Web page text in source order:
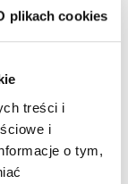
plikach cookies
treści i
i
o tym,
w przemyśle,